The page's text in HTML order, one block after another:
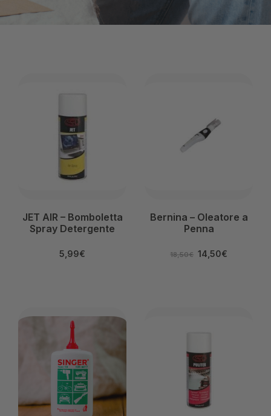
JET AIR – Bomboletta
Spray Detergente
5,99€
Bernina – Oleatore a
Penna
18,50€ 14,50€